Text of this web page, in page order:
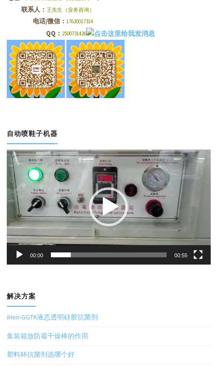
联系人： 王先生（业务咨询）
电话/微信： 17620017314
QQ： 2500731426
自动喷鞋子机器
视
频
播
放
器
00:00 00:55
解决方案
iHeir-GGTK液态透明硅胶抗菌剂
集装箱放防霉干燥棒的作用
塑料杯抗菌剂选哪个好